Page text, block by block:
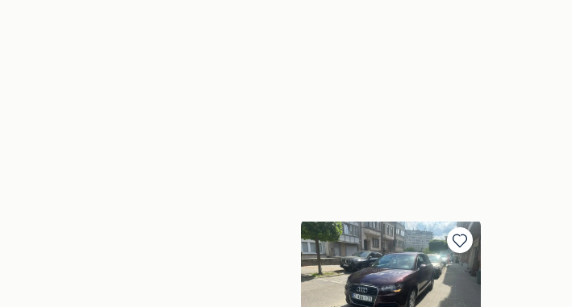
Bewaren
in
Mijn
Favorieten